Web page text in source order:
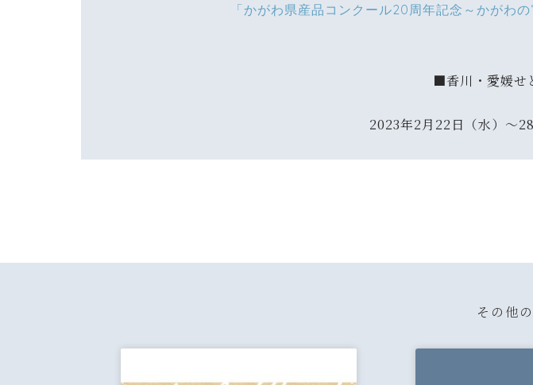
「かがわ県産品コンクール20周年記念～かがわの
■香川・愛媛せ
2023年2月22日（水）～
その他